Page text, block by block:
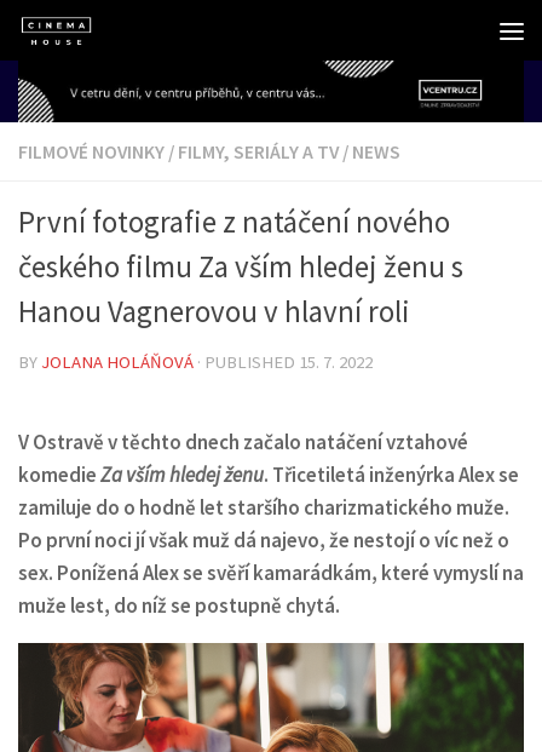
Skip to content
FILMOVÉ NOVINKY / FILMY, SERIÁLY A TV / NEWS
První fotografie z natáčení nového
českého filmu Za vším hledej ženu s
Hanou Vagnerovou v hlavní roli
BY JOLANA HOLÁŇOVÁ · PUBLISHED 15. 7. 2022
V Ostravě v těchto dnech začalo natáčení vztahové
komedieZa vším hledej ženu. Třicetiletá inženýrka Alex se
zamiluje do o hodně let staršího charizmatického muže.
Po první noci jí však muž dá najevo, že nestojí o víc než o
sex. Ponížená Alex se svěří kamarádkám, které vymyslí na
muže lest, do níž se postupně chytá.